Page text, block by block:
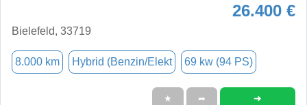
26.400 €
Bielefeld, 33719
8.000 km Hybrid (Benzin/Elekt 69 kw (94 PS)
★ ➦ ➜